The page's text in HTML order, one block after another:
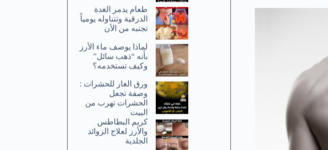
طعام يدمر الغدة
الدرقية وتتناوله يومياً
تجنبه من الأن
لماذا يوصف ماء الأرز
بأنه “ذهب سائل”
وكيف تستخدمه؟
ورق الغار للحشرات :
وصفة تجعل
الحشرات تهرب من
البيت
كريم البطاطس
والأرز لعلاج الزوائد
الجلدية